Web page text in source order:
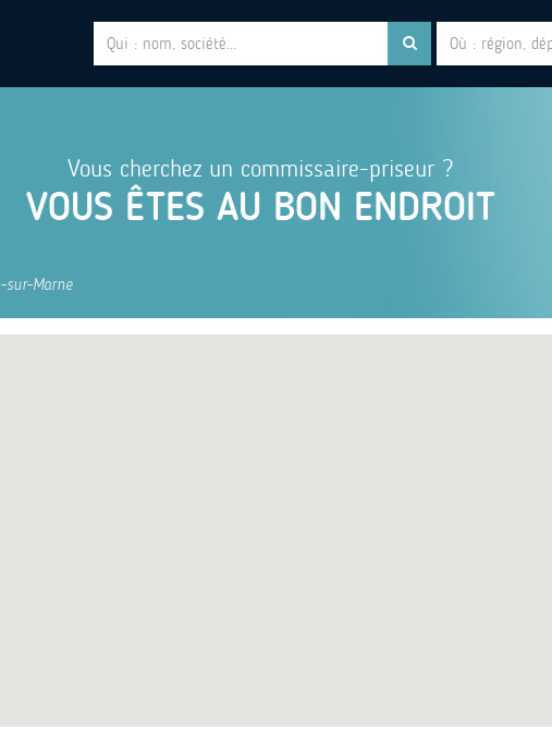
Vous cherchez un commissaire-priseur ?
VOUS ÊTES AU BON ENDROIT
sur-Marne